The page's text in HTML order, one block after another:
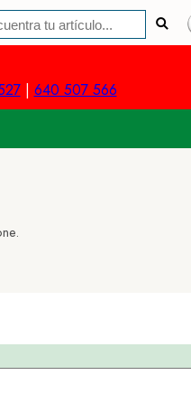
| 640 507 566